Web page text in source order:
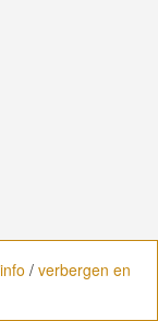
info / verbergen en
info / verbergen en